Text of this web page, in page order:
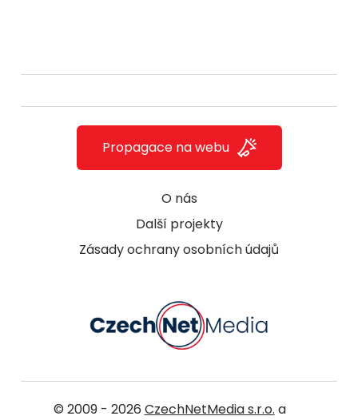
O nás
Další projekty
Zásady ochrany osobních údajů
Propagace na webu
© 2009 - 2026 CzechNetMedia s.r.o. a